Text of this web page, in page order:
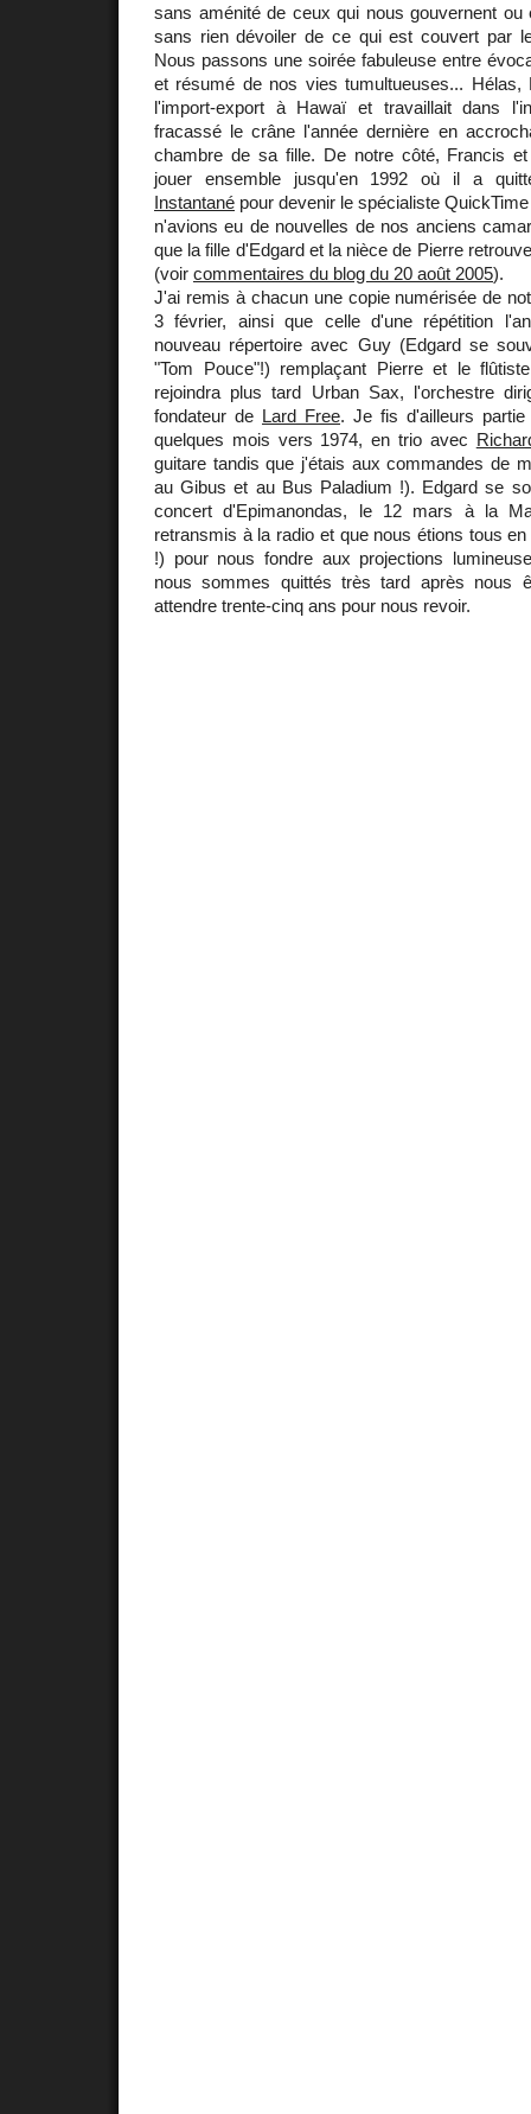
sans aménité de ceux qui nous gouvernent ou
sans rien dévoiler de ce qui est couvert par
Nous passons une soirée fabuleuse entre
et résumé de nos vies tumultueuses... Hélas,
l'import-export à Hawaï et travaillait dans
fracassé le crâne l'année dernière en
chambre de sa fille. De notre côté, Francis
jouer ensemble jusqu'en 1992 où il a
Instantané pour devenir le spécialiste
n'avions eu de nouvelles de nos anciens
que la fille d'Edgard et la nièce de Pierre
(voir commentaires du blog du 20 août 2005).
J'ai remis à chacun une copie numérisée de
3 février, ainsi que celle d'une répétition
nouveau répertoire avec Guy (Edgard se
"Tom Pouce"!) remplaçant Pierre et le
rejoindra plus tard Urban Sax, l'orchestre
fondateur de Lard Free. Je fis d'ailleurs
quelques mois vers 1974, en trio avec
guitare tandis que j'étais aux commandes de
au Gibus et au Bus Paladium !). Edgard se
concert d'Epimanondas, le 12 mars à la
retransmis à la radio et que nous étions tous
!) pour nous fondre aux projections
nous sommes quittés très tard après nous
attendre trente-cinq ans pour nous revoir.